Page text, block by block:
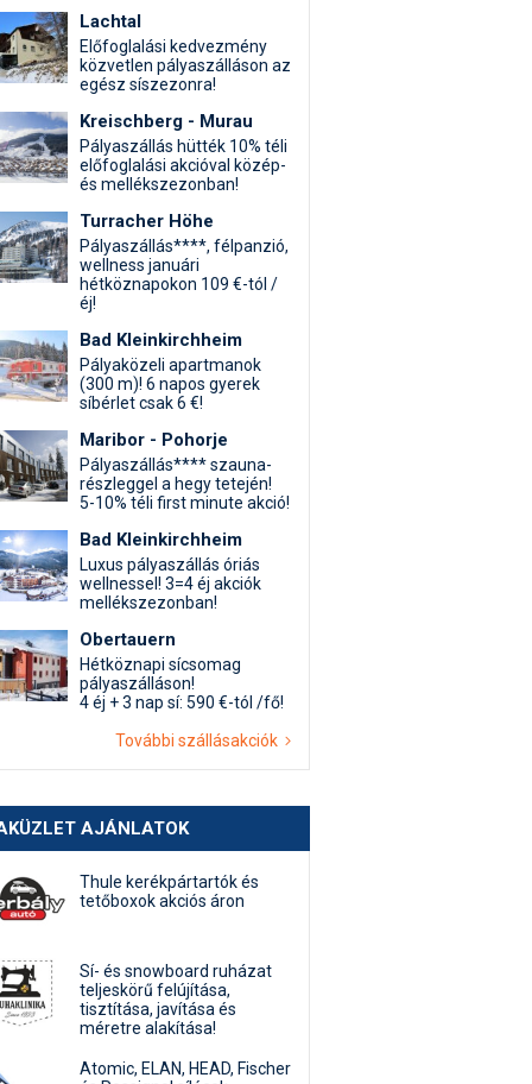
Lachtal
Előfoglalási kedvezmény
közvetlen pályaszálláson az
egész síszezonra!
Kreischberg - Murau
Pályaszállás hütték 10% téli
előfoglalási akcióval közép-
és mellékszezonban!
Turracher Höhe
Pályaszállás****, félpanzió,
wellness januári
hétköznapokon 109 €-tól /
éj!
Bad Kleinkirchheim
Pályaközeli apartmanok
(300 m)! 6 napos gyerek
síbérlet csak 6 €!
Maribor - Pohorje
Pályaszállás**** szauna-
részleggel a hegy tetején!
5-10% téli first minute akció!
Bad Kleinkirchheim
Luxus pályaszállás óriás
wellnessel! 3=4 éj akciók
mellékszezonban!
Obertauern
Hétköznapi sícsomag
pályaszálláson!
4 éj + 3 nap sí: 590 €-tól /fő!
További szállásakciók
AJÁNLATOK
Thule kerékpártartók és
tetőboxok akciós áron
Sí- és snowboard ruházat
teljeskörű felújítása,
tisztítása, javítása és
méretre alakítása!
Atomic, ELAN, HEAD, Fischer